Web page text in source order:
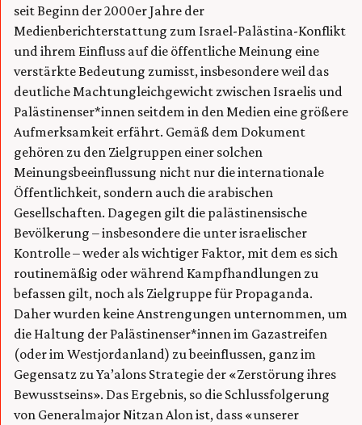
seit Beginn der 2000er Jahre der
Medienberichterstattung zum Israel-Palästina-Konflikt
und ihrem Einfluss auf die öffentliche Meinung eine
verstärkte Bedeutung zumisst, insbesondere weil das
deutliche Machtungleichgewicht zwischen Israelis und
Palästinenser*innen seitdem in den Medien eine größere
Aufmerksamkeit erfährt. Gemäß dem Dokument
gehören zu den Zielgruppen einer solchen
Meinungsbeeinflussung nicht nur die internationale
Öffentlichkeit, sondern auch die arabischen
Gesellschaften. Dagegen gilt die palästinensische
Bevölkerung – insbesondere die unter israelischer
Kontrolle – weder als wichtiger Faktor, mit dem es sich
routinemäßig oder während Kampfhandlungen zu
befassen gilt, noch als Zielgruppe für Propaganda.
Daher wurden keine Anstrengungen unternommen, um
die Haltung der Palästinenser*innen im Gazastreifen
(oder im Westjordanland) zu beeinflussen, ganz im
Gegensatz zu Ya’alons Strategie der «Zerstörung ihres
Bewusstseins». Das Ergebnis, so die Schlussfolgerung
von Generalmajor Nitzan Alon ist, dass «unserer